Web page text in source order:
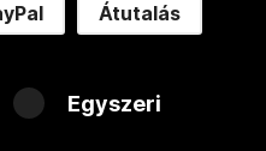
Átutalás
Egyszeri